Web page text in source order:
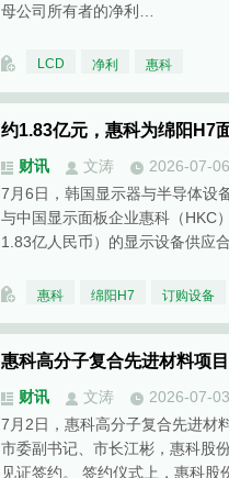
母公司所有者的净利…
LCD 净利 惠科
约1.83亿元，惠科为绵阳H7
财讯 文涛
2026-07-06
7月6日，韩国显示器与半导体设
与中国显示面板企业惠科（HKC
1.83亿人民币）的显示设备供应
惠科 绵阳H7 订购设备
惠科高分子复合先进材料项
财讯 文涛
2026-07-03
7月2日，惠科高分子复合先进材
市委副书记、市长江彬，惠科股
见证签约。 签约仪式上，惠科